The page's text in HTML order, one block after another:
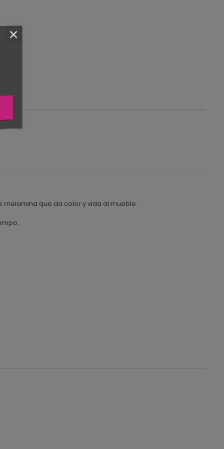
que da color y vida al mueble.